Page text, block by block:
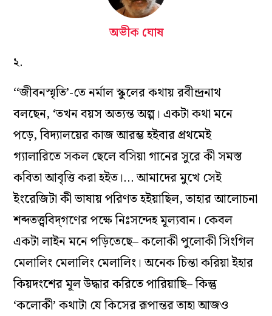
অভীক ঘোষ
২.
‘‘জীবনস্মৃতি’-তে নর্মাল স্কুলের কথায় রবীন্দ্রনাথ
বলছেন, ‘তখন বয়স অত্যন্ত অল্প। একটা কথা মনে
পড়ে, বিদ্যালয়ের কাজ আরম্ভ হইবার প্রথমেই
গ্যালারিতে সকল ছেলে বসিয়া গানের সুরে কী সমস্ত
কবিতা আবৃত্তি করা হইত।… আমাদের মুখে সেই
ইংরেজিটা কী ভাষায় পরিণত হইয়াছিল, তাহার আলোচনা
শব্দতত্ত্ববিদ্‌গণের পক্ষে নিঃসন্দেহ মূল্যবান। কেবল
একটা লাইন মনে পড়িতেছে–কলোকী পুলোকী সিংগিল
মেলালিং মেলালিং মেলালিং।অনেক চিন্তা করিয়া ইহার
কিয়দংশের মূল উদ্ধার করিতে পারিয়াছি– কিন্তু
‘কলোকী’ কথাটা যে কিসের রূপান্তর তাহা আজও